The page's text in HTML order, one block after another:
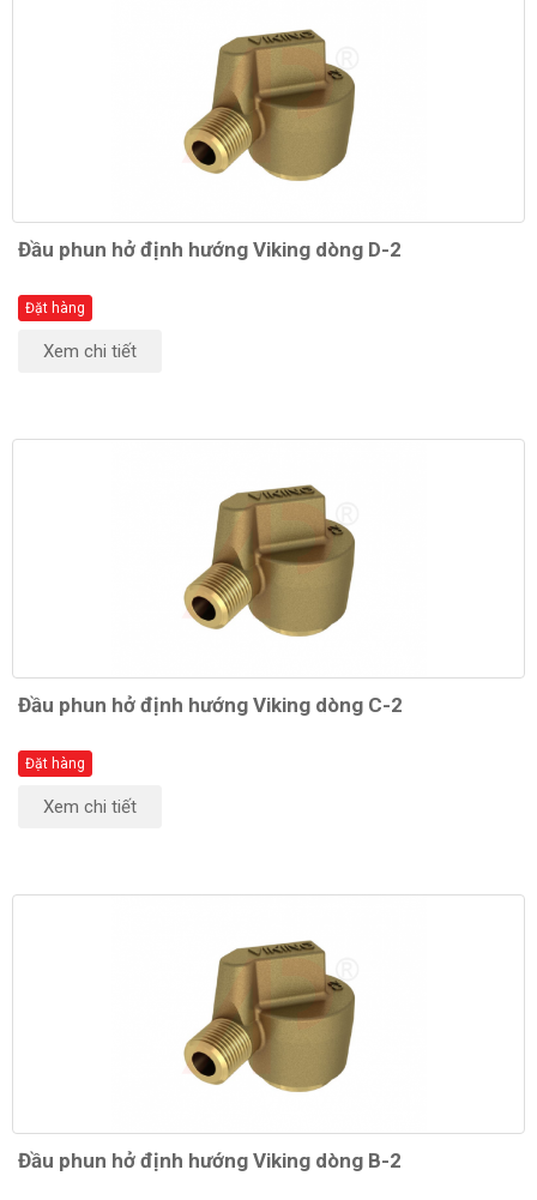
Đầu phun hở định hướng Viking dòng D-2
Đặt hàng
Xem chi tiết
Đầu phun hở định hướng Viking dòng C-2
Đặt hàng
Xem chi tiết
Đầu phun hở định hướng Viking dòng B-2